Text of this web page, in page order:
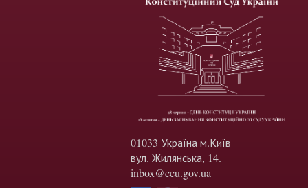
01033 Україна м.Київ
вул. Жилянська, 14.
inbox@ccu.gov.ua